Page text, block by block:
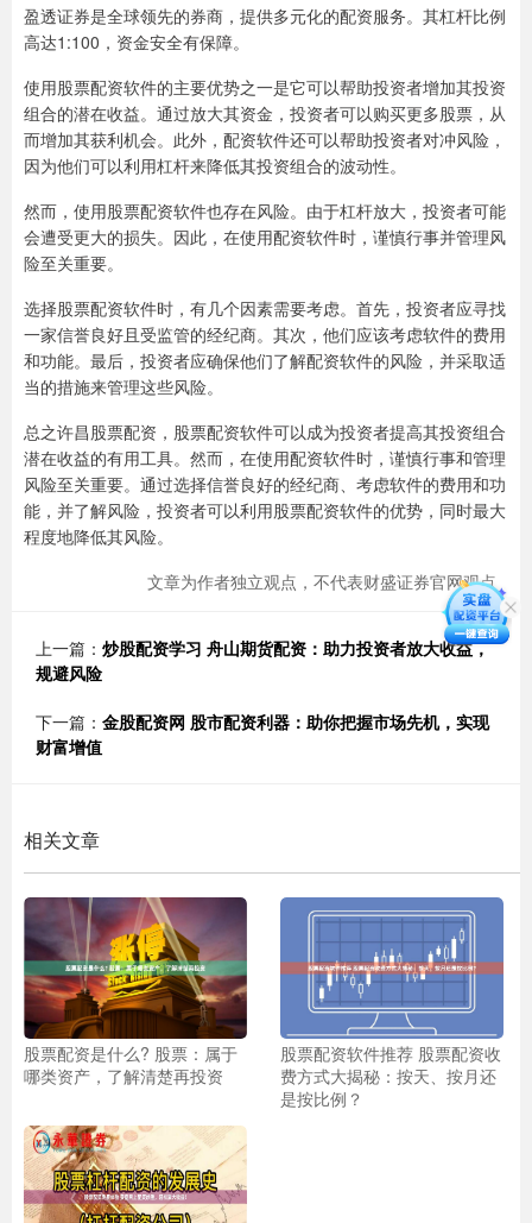
盈透证券是全球领先的券商，提供多元化的配资服务。其杠杆比例
高达1:100，资金安全有保障。
使用股票配资软件的主要优势之一是它可以帮助投资者增加其投资
组合的潜在收益。通过放大其资金，投资者可以购买更多股票，从
而增加其获利机会。此外，配资软件还可以帮助投资者对冲风险，
因为他们可以利用杠杆来降低其投资组合的波动性。
然而，使用股票配资软件也存在风险。由于杠杆放大，投资者可能
会遭受更大的损失。因此，在使用配资软件时，谨慎行事并管理风
险至关重要。
选择股票配资软件时，有几个因素需要考虑。首先，投资者应寻找
一家信誉良好且受监管的经纪商。其次，他们应该考虑软件的费用
和功能。最后，投资者应确保他们了解配资软件的风险，并采取适
当的措施来管理这些风险。
总之许昌股票配资，股票配资软件可以成为投资者提高其投资组合
潜在收益的有用工具。然而，在使用配资软件时，谨慎行事和管理
风险至关重要。通过选择信誉良好的经纪商、考虑软件的费用和功
能，并了解风险，投资者可以利用股票配资软件的优势，同时最大
程度地降低其风险。
文章为作者独立观点，不代表财盛证券官网观点
上一篇： 炒股配资学习 舟山期货配资：助力投资者放大收益，
规避风险
下一篇： 金股配资网 股市配资利器：助你把握市场先机，实现
财富增值
相关文章
股票配资是什么? 股票：属于
哪类资产，了解清楚再投资
股票配资软件推荐 股票配资收
费方式大揭秘：按天、按月还
是按比例？